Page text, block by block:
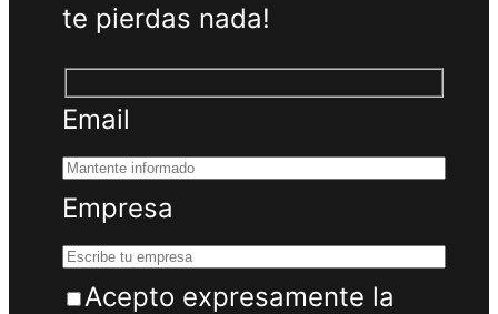
te pierdas nada!
Email
Empresa
Acepto expresamente la